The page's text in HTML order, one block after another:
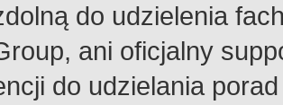
do udzielenia
ani oficjalny
do udzielania